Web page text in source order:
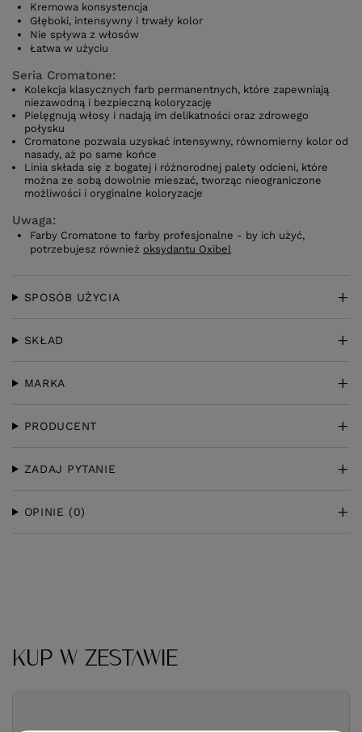
Kremowa konsystencja
Głęboki, intensywny i trwały kolor
Nie spływa z włosów
Łatwa w użyciu
Seria Cromatone:
Kolekcja klasycznych farb permanentnych, które zapewniają
niezawodną i bezpieczną koloryzację
Pielęgnują włosy i nadają im delikatności oraz zdrowego
połysku
Cromatone pozwala uzyskać intensywny, równomierny kolor od
nasady, aż po same końce
Linia składa się z bogatej i różnorodnej palety odcieni, które
można ze sobą dowolnie mieszać, tworząc nieograniczone
możliwości i oryginalne koloryzacje
Uwaga:
Farby Cromatone to farby profesjonalne - by ich użyć,
potrzebujesz również oksydantu Oxibel
SPOSÓB UŻYCIA
SKŁAD
MARKA
PRODUCENT
ZADAJ PYTANIE
OPINIE (0)
KUP W ZESTAWIE